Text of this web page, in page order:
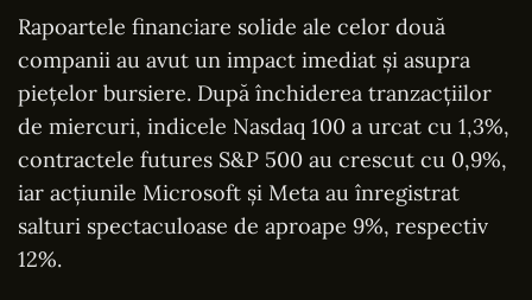
Rapoartele financiare solide ale celor două
companii au avut un impact imediat și asupra
piețelor bursiere. După închiderea tranzacțiilor
de miercuri, indicele Nasdaq 100 a urcat cu 1,3%,
contractele futures S&P 500 au crescut cu 0,9%,
iar acțiunile Microsoft și Meta au înregistrat
salturi spectaculoase de aproape 9%, respectiv
12%.